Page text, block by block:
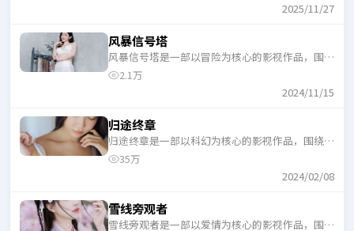
2025/11/27
风暴信号塔
风暴信号塔是一部以冒险为核心的影视作品，围绕
危机、反转与人物成长展开，整体节奏紧凑，适合
2.1万
2024/11/15
归途终章
归途终章是一部以科幻为核心的影视作品，围绕危
机、反转与人物成长展开，整体节奏紧凑，适合一
35万
2024/02/08
雪线旁观者
雪线旁观者是一部以爱情为核心的影视作品，围绕